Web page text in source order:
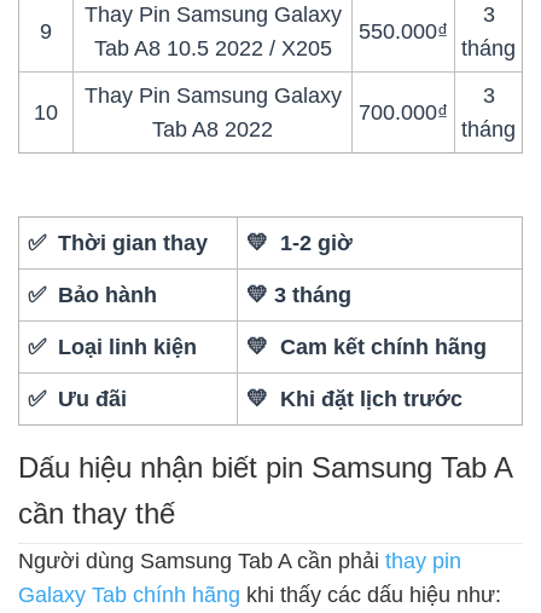
9
Thay Pin Samsung Galaxy
Tab A8 10.5 2022 / X205
550.000₫
3
tháng
10
Thay Pin Samsung Galaxy
Tab A8 2022
700.000₫
3
tháng
✅ Thời gian thay 💛 1-2 giờ
✅ Bảo hành 💛 3 tháng
✅ Loại linh kiện 💛 Cam kết chính hãng
✅ Ưu đãi 💛 Khi đặt lịch trước
Dấu hiệu nhận biết pin Samsung Tab A
cần thay thế
Người dùng Samsung Tab A cần phải thay pin
Galaxy Tab chính hãng khi thấy các dấu hiệu như: